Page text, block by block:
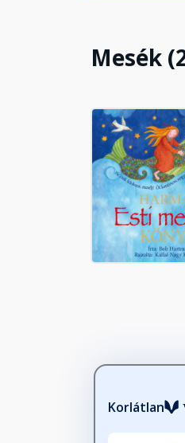
Mesék
Korlátlan